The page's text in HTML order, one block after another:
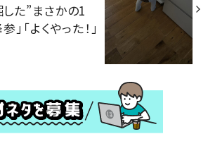
た”まさかの1
「よくやった！」